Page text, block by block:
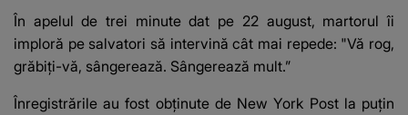
În apelul de trei minute dat pe 22 august, martorul îi
imploră pe salvatori să intervină cât mai repede: "Vă rog,
grăbiți-vă, sângerează. Sângerează mult.”
Înregistrările au fost obținute de New York Post la puțin